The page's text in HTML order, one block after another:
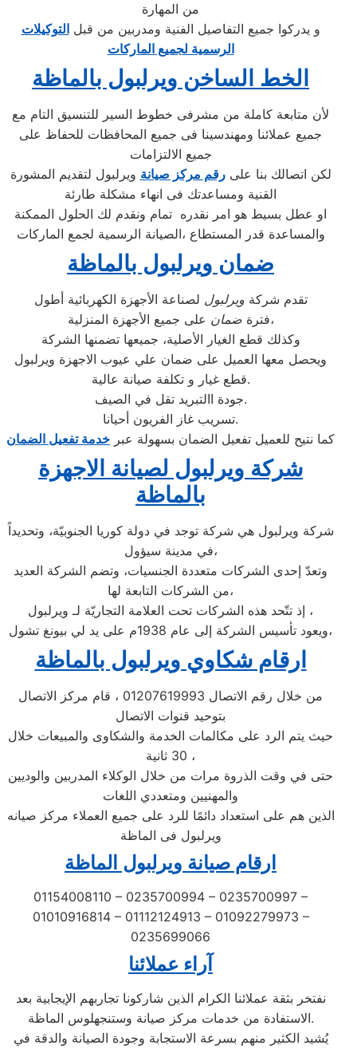
من المهارة
و يدركوا جميع التفاصيل الفنية ومدربين من قبلالتوكيلات
الرسمية لجميع الماركات
الخط الساخن ويرلبول بالماظة
لأن متابعة كاملة من مشرفى خطوط السير للتنسيق التام مع
جميع عملائنا ومهندسينا فى جميع المحافظات للحفاظ على
جميع الالتزامات
لكن اتصالك بنا علىرقم مركز صيانة ويرلبول لتقديم المشورة
القنية ومساعدتك فى انهاء مشكلة طارئة
او عطل بسيط هو امر نقدره تمام ونقدم لك الحلول الممكنة
والمساعدة قدر المستطاع ،الصيانة الرسمية لجمع الماركات
ضمان ويرلبول بالماظة
تقدم شركة ويرلبول لصناعة الأجهزة الكهربائية أطول
فترةضمان
على جميع الأجهزة المنزلية،
وكذلك قطع الغيار الأصلية، جميعها تضمنها الشركة
ويحصل معها العميل على ضمان علي عيوب الاجهزة ويرلبول
قطع غيار و تكلفة صيانة عالية.
جودة االتبريد تقل في الصيف.
تسريب غاز الفريون أحيانا.
كما نتيح للعميل تفعيل الضمان بسهولة عبر خدمة تفعيل الضمان
شركة ويرلبول لصيانة الاجهزة
بالماظة
شركة ويرلبول هي شركة توجد في دولة كوريا الجنوبيّة، وتحديداً
في مدينة سيؤول،
وتعدّ إحدى الشركات متعددة الجنسيات، وتضم الشركة العديد
من الشركات التابعة لها،
إذ تتّحد هذه الشركات تحت العلامة التجاريّة لـ ويرلبول ،
ويعود تأسيس الشركة إلى عام 1938م على يد لي بيونغ تشول،
ارقام شكاوي ويرلبول بالماظة
من خلال رقم الاتصال 01207619993 ، قام مركز الاتصال
بتوحيد قنوات الاتصال
حيث يتم الرد على مكالمات الخدمة والشكاوى والمبيعات خلال
30 ثانية ،
حتى في وقت الذروة مرات من خلال الوكلاء المدربين والوديين
والمهنيين ومتعددي اللغات
الذين هم على استعداد دائمًا للرد على جميع العملاء مركز صيانه
ويرلبول فى الماظة
ارقام صيانة ويرلبول الماظة
01154008110 – 0235700994 – 0235700997 –
01010916814 – 01112124913 – 01092279973 –
0235699066
آراء عملائنا
نفتخر بثقة عملائنا الكرام الذين شاركونا تجاربهم الإيجابية بعد
الاستفادة من خدمات مركز صيانة وستنجهلوس الماظة.
يُشيد الكثير منهم بسرعة الاستجابة وجودة الصيانة والدقة في